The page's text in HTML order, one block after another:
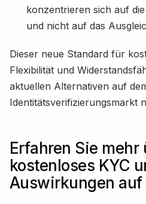
konzentrieren sich auf
und nicht auf das
Dieser neue Standard für
Flexibilität und
aktuellen Alternativen auf
Identitätsverifizierungsmarkt
Erfahren Sie mehr
kostenloses KYC
Auswirkungen auf